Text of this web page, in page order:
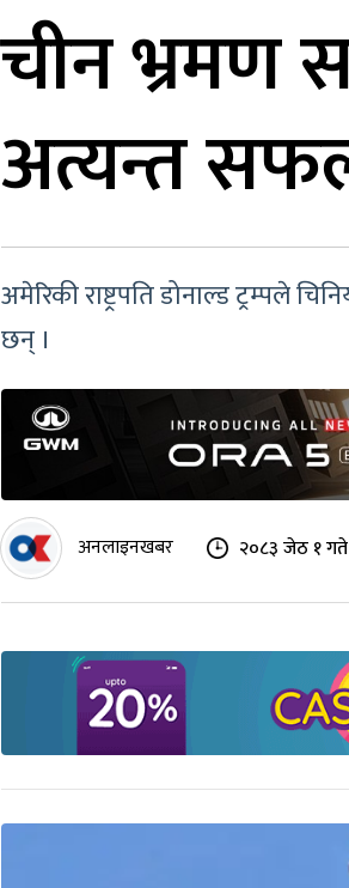
चीन भ्रमण
अत्यन्त
अमेरिकी राष्ट्रपति डोनाल्ड ट्रम्पले
छन् ।
अनलाइनखबर २०८३ जेठ १